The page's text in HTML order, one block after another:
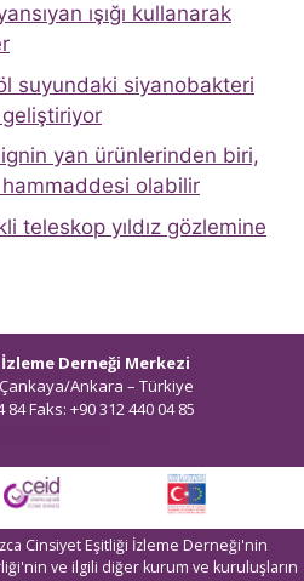
ışığı kullanarak
suyundaki siyanobakteri
yan ürünlerinden biri,
olabilir
teleskop yıldız gözlemine
Derneği Merkezi
Ankara – Türkiye
84 Faks: +90 312 440 04 85
Cinsiyet Eşitliği İzleme Derneği'nin
ve ilgili diğer kurum ve kuruluşların